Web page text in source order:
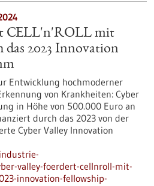
CELL'n'ROLL mit
das 2023 Innovation
Entwicklung hochmoderner
von Krankheiten: Cyber
in Höhe von 500.000 Euro an
durch das 2023 von der
Cyber Valley Innovation
valley-foerdert-cellnroll-mit-
innovation-fellowship-